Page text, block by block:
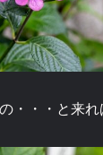
・・・と来